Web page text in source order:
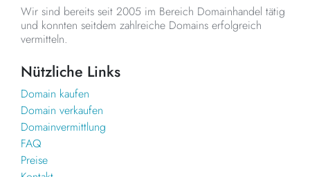
Wir sind bereits seit 2005 im Bereich Domainhandel tätig
und konnten seitdem zahlreiche Domains erfolgreich
vermitteln.
Nützliche Links
Domain kaufen
Domain verkaufen
Domainvermittlung
FAQ
Preise